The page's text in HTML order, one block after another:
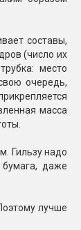
составы,
(число их
место
очередь,
масса
Гильзу надо
даже
лучше